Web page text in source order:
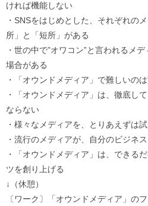
ければ機能しない
・SNSをはじめとした、それぞれの
所」と「短所」がある
・世の中で”オワコン”と言われるメ
場合がある
・「オウンドメディア」で難しいの
・「オウンドメディア」は、徹底し
ならない
・様々なメディアを、とりあえずは
・流行のメディアが、自分のビジネ
・「オウンドメディア」は、できる
ツを創り上げる
↓（休憩）
〔ワーク〕「オウンドメディア」の